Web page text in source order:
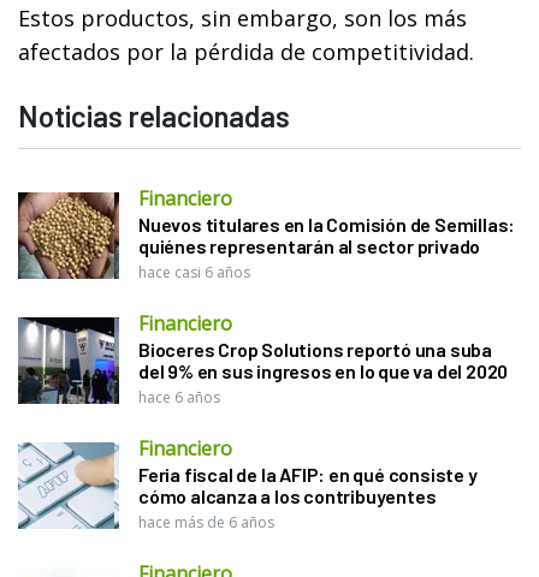
Estos productos, sin embargo, son los más
afectados por la pérdida de competitividad.
Noticias relacionadas
Financiero
Nuevos titulares en la Comisión de Semillas:
quiénes representarán al sector privado
hace casi 6 años
Financiero
Bioceres Crop Solutions reportó una suba
del 9% en sus ingresos en lo que va del 2020
hace 6 años
Financiero
Feria fiscal de la AFIP: en qué consiste y
cómo alcanza a los contribuyentes
hace más de 6 años